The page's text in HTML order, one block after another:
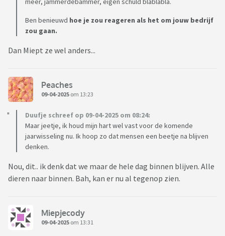
Ben benieuwd hoe je zou reageren als het om jouw bedrijf
zou gaan.
Dan Miept ze wel anders...
Peaches
09-04-2025 om 13:23
Duufje schreef op 09-04-2025 om 08:24:
Maar jeetje, ik houd mijn hart wel vast voor de komende
jaarwisseling nu. Ik hoop zo dat mensen een beetje na blijven
denken.
Nou, dit.. ik denk dat we maar de hele dag binnen blijven. Alle
dieren naar binnen. Bah, kan er nu al tegenop zien.
Miepjecody
09-04-2025 om 13:31